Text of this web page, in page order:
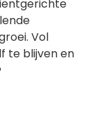
Vol
te blijven en